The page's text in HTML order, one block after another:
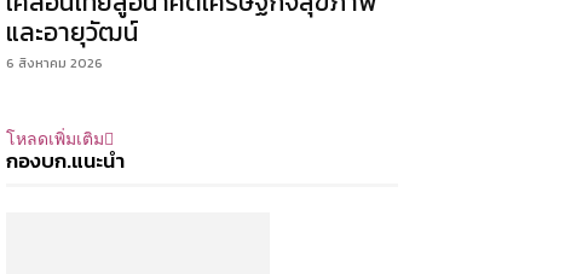
และอายุวัฒน์
6 สิงหาคม 2026
โหลดเพิ่มเติม
กองบก.แนะนำ